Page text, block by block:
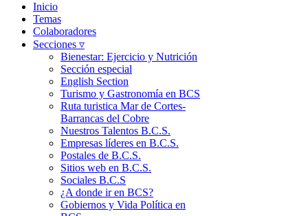
Inicio
Temas
Colaboradores
Secciones ▿
Bienestar: Ejercicio y Nutrición
Sección especial
English Section
Turismo y Gastronomía en BCS
Ruta turistica Mar de Cortes-
Barrancas del Cobre
Nuestros Talentos B.C.S.
Empresas líderes en B.C.S.
Postales de B.C.S.
Sitios web en B.C.S.
Sociales B.C.S
¿A donde ir en BCS?
Gobiernos y Vida Política en